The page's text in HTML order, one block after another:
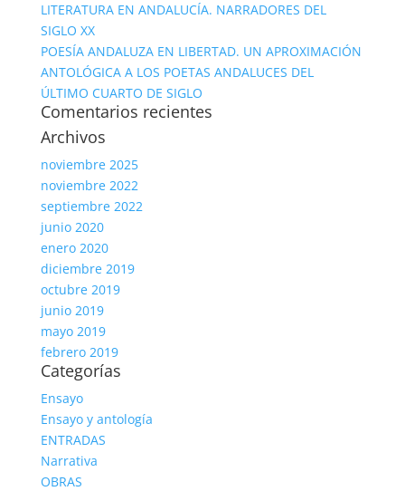
LITERATURA EN ANDALUCÍA. NARRADORES DEL
SIGLO XX
POESÍA ANDALUZA EN LIBERTAD. UN APROXIMACIÓN
ANTOLÓGICA A LOS POETAS ANDALUCES DEL
ÚLTIMO CUARTO DE SIGLO
Comentarios recientes
Archivos
noviembre 2025
noviembre 2022
septiembre 2022
junio 2020
enero 2020
diciembre 2019
octubre 2019
junio 2019
mayo 2019
febrero 2019
Categorías
Ensayo
Ensayo y antología
ENTRADAS
Narrativa
OBRAS